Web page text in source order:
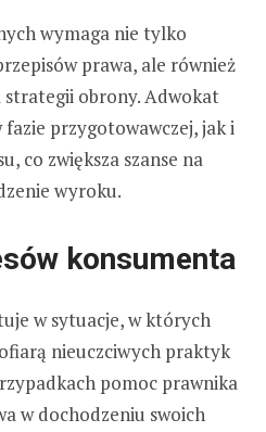
wymaga nie tylko
prawa, ale również
obrony. Adwokat
przygotowawczej, jak i
co zwiększa szanse na
wyroku.
konsumenta
w sytuacje, w których
nieuczciwych praktyk
pomoc prawnika
w dochodzeniu swoich